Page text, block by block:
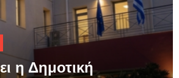
η Δημοτική